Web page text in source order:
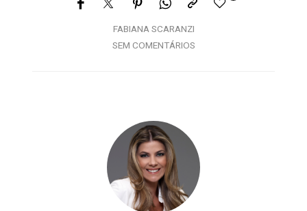
FABIANA SCARANZI
SEM COMENTÁRIOS